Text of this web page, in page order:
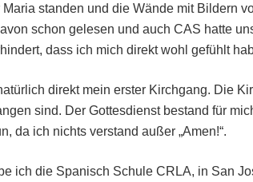
standen und die Wände mit Bildern
schon gelesen und auch CAS hatte
dass ich mich direkt wohl gefühlt
direkt mein erster Kirchgang. Die
sind. Der Gottesdienst bestand für
da ich nichts verstand außer „Amen!“.
ich die Spanisch Schule CRLA, in San